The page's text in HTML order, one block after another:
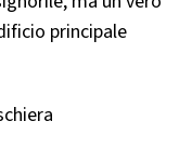
principale